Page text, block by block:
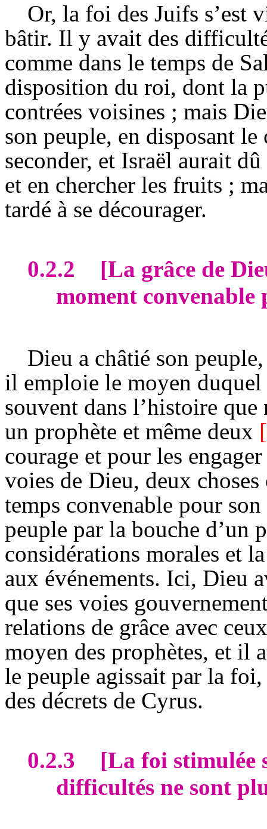
Or, la foi des Juifs s’est
bâtir. Il y avait des
comme dans le temps de
disposition du roi, dont la
contrées voisines ; mais
son peuple, en disposant
seconder, et Israël aurait
et en chercher les fruits ;
tardé à se décourager.
0.2.2
[La grâce de
moment
Dieu a châtié son
il emploie le moyen duquel
souvent dans l’histoire
un prophète et même deux
courage et pour les
voies de Dieu, deux
temps convenable pour
peuple par la bouche d’un
considérations morales et
aux événements. Ici, Dieu
que ses voies
relations de grâce avec
moyen des prophètes, et il
le peuple agissait par la
des décrets de Cyrus.
0.2.3
[La foi stimulée
difficultés ne sont